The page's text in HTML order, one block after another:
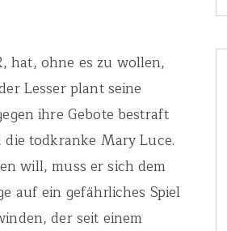
hat, ohne es zu wollen,
Lesser plant seine
ihre Gebote bestraft
todkranke Mary Luce.
will, muss er sich dem
auf ein gefährliches Spiel
der seit einem